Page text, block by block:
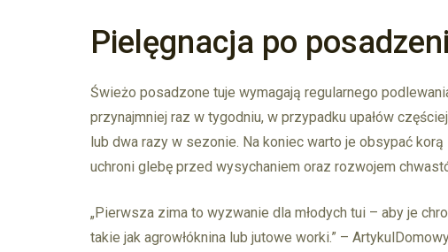
Pielęgnacja po
Świeżo posadzone tuje wymagają regularnego
przynajmniej raz w tygodniu, w przypadku upałów
lub dwa razy w sezonie. Na koniec warto je obsypać
uchroni glebę przed wysychaniem oraz rozwojem
„Pierwsza zima to wyzwanie dla młodych tui – aby je
takie jak agrowłóknina lub jutowe worki.” –